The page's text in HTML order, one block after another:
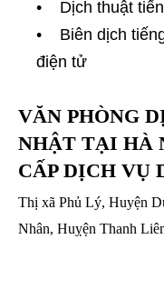
• Dịch thuật
• Biên dịch
điện tử
VĂN PHÒNG
NHẬT TẠI HÀ
CẤP DỊCH VỤ
Thị xã Phủ Lý, Huyện
Nhân, Huỵện Thanh